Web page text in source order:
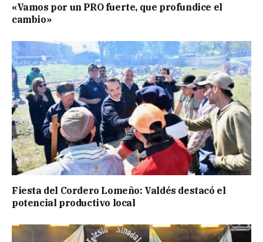
«Vamos por un PRO fuerte, que profundice el
cambio»
Fiesta del Cordero Lomeño: Valdés destacó el
potencial productivo local